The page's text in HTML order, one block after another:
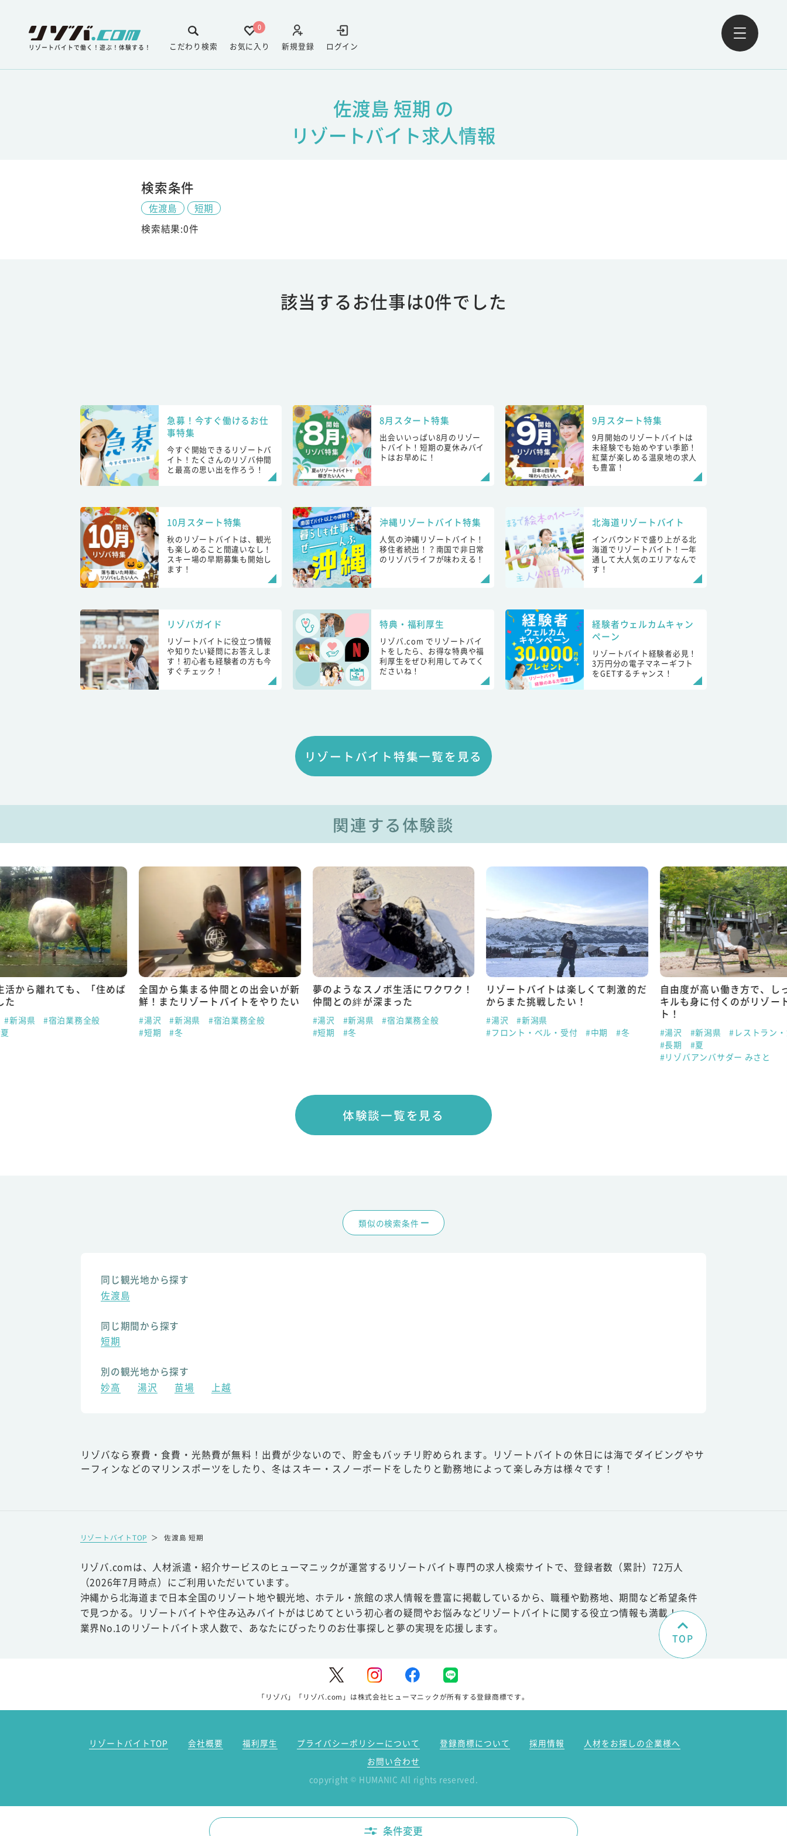
リゾートバイトで働く！遊ぶ！体験する！ ログイン
新規登録
0
お気に入り
こだわり検索
佐渡島 短期 の
リゾートバイト求人情報
検索条件
佐渡島
短期
検索結果:0件
該当するお仕事は0件でした
急募！今すぐ働けるお仕
事特集
今すぐ開始できるリゾートバ
イト！たくさんのリゾバ仲間
と最高の思い出を作ろう！
8月スタート特集
出会いいっぱい8月のリゾー
トバイト！短期の夏休みバイ
トはお早めに！
9月スタート特集
9月開始のリゾートバイトは
未経験でも始めやすい季節！
紅葉が楽しめる温泉地の求人
も豊富！
10月スタート特集
秋のリゾートバイトは、観光
も楽しめること間違いなし！
スキー場の早期募集も開始し
ます！
沖縄リゾートバイト特集
人気の沖縄リゾートバイト！
移住者続出！？南国で非日常
のリゾバライフが味わえる！
北海道リゾートバイト
インバウンドで盛り上がる北
海道でリゾートバイト！一年
通して大人気のエリアなんで
す！
リゾバガイド
リゾートバイトに役立つ情報
や知りたい疑問にお答えしま
す！初心者も経験者の方も今
すぐチェック！
特典・福利厚生
リゾバ.com でリゾートバイ
トをしたら、お得な特典や福
利厚生をぜひ利用してみてく
ださいね！
経験者ウェルカムキャン
ペーン
リゾートバイト経験者必見！
3万円分の電子マネーギフト
をGETするチャンス！
リゾートバイト特集一覧を見る
関連する体験談
活から離れても、「住めば
た
#新潟県
#宿泊業務全般
全国から集まる仲間との出会いが新
鮮！またリゾートバイトをやりたい
#湯沢 #新潟県
#宿泊業務全般
#短期
#冬
夢のようなスノボ生活にワクワク！
仲間との絆が深まった
#湯沢 #新潟県
#宿泊業務全般
#短期
#冬
リゾートバイトは楽しくて刺激的だ
からまた挑戦したい！
#湯沢
#新潟県
#フロント・ベル・受付
#中期 #冬
自由度が高い働き方で、し
キルも身に付くのがリゾー
ト！
#湯沢 #新潟県
#レストラン
#長期
#夏
#リゾバアンバサダー みさと
体験談一覧を見る
類似の検索条件
同じ観光地から探す
佐渡島
同じ期間から探す
短期
別の観光地から探す
妙高
湯沢 苗場 上越
リゾバなら寮費・食費・光熱費が無料！出費が少ないので、貯金もバッチリ貯められます。リゾートバイトの休日には海でダイビングやサ
ーフィンなどのマリンスポーツをしたり、冬はスキー・スノーボードをしたりと勤務地によって楽しみ方は様々です！
リゾートバイトTOP ＞ 佐渡島 短期
リゾバ.comは、人材派遣・紹介サービスのヒューマニックが運営するリゾートバイト専門の求人検索サイトで、登録者数（累計）72万人
（2026年7月時点）にご利用いただいています。
沖縄から北海道まで日本全国のリゾート地や観光地、ホテル・旅館の求人情報を豊富に掲載しているから、職種や勤務地、期間など希望条件
で見つかる。リゾートバイトや住み込みバイトがはじめてという初心者の疑問やお悩みなどリゾートバイトに関する役立つ情報も満載！
業界No.1のリゾートバイト求人数で、あなたにぴったりのお仕事探しと夢の実現を応援します。
TOP
「リゾバ」「リゾバ.com」は株式会社ヒューマニックが所有する登録商標です。
リゾートバイトTOP 会社概要 福利厚生 プライバシーポリシーについて 登録商標について 採用情報
人材をお探しの企業様へ
お問い合わせ
copyright © HUMANIC All rights reserved.
条件変更